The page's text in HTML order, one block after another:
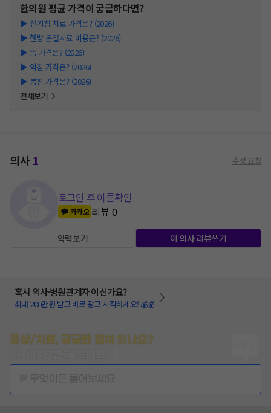
한의원평균 가격이 궁금하다면?
▶ 전기침 치료 가격은? (2026)
▶ 한방 온열치료 비용은? (2026)
▶ 뜸 가격은? (2026)
▶ 약침 가격은? (2026)
▶ 봉침 가격은? (2026)
전체보기
의사1 수정 요청
로그인 후 이름확인
카카오 리뷰0
약력보기 이 의사 리뷰쓰기
혹시 의사·병원관계자 이신가요?
최대 200만원 받고 바로 광고 시작하세요! 💰💰
증상/치료, 궁금한 점이 있나요?